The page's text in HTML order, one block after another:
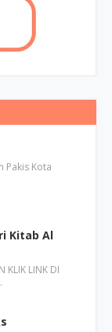
Pakis Kota
Kitab Al
KLIK LINK DI